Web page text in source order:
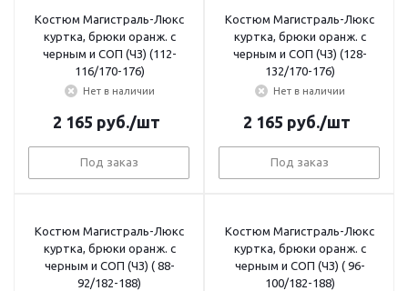
Костюм Магистраль-Люкс
куртка, брюки оранж. с
черным и СОП (ЧЗ) (112-
116/170-176)
Нет в наличии
2 165 руб./шт
Под заказ
Костюм Магистраль-Люкс
куртка, брюки оранж. с
черным и СОП (ЧЗ) (128-
132/170-176)
Нет в наличии
2 165 руб./шт
Под заказ
Костюм Магистраль-Люкс
куртка, брюки оранж. с
черным и СОП (ЧЗ) ( 88-
92/182-188)
Костюм Магистраль-Люкс
куртка, брюки оранж. с
черным и СОП (ЧЗ) ( 96-
100/182-188)